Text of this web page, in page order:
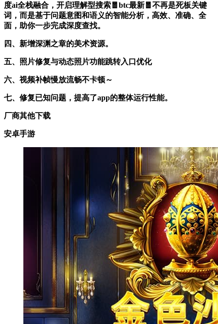
度ai全栈融合，开启理解型搜索🧧btc最新🧧不再是死板关键
词，而是基于问题意图和语义的智能分析，高效、准确、全
面，助你一步完成深度查找。
四、新增深渊之章的美术资源。
五、照片修复与动态照片功能跳转入口优化
六、视频补帧慢放流畅不卡顿～
七、修复已知问题，提高了app的整体运行性能。
厂商其他下载
安卓手游